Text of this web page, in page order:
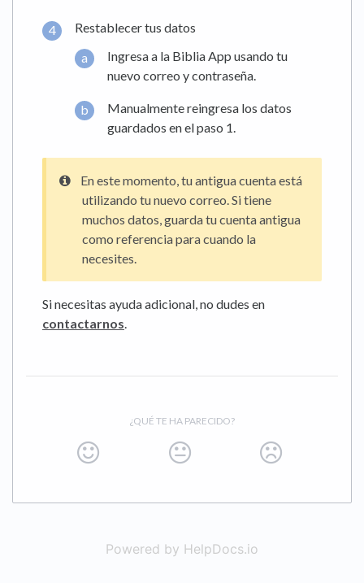
Restablecer tus datos
Ingresa a la Biblia App usando tu
nuevo correo y contraseña.
Manualmente reingresa los datos
guardados en el paso 1.
En este momento, tu antigua cuenta está
utilizando tu nuevo correo. Si tiene
muchos datos, guarda tu cuenta antigua
como referencia para cuando la
necesites.
Si necesitas ayuda adicional, no dudes en
contactarnos.
¿QUÉ TE HA PARECIDO?
Powered by HelpDocs.io